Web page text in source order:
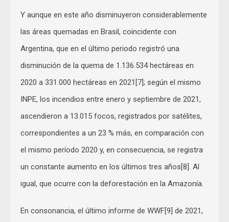
Y aunque en este año disminuyeron considerablemente
las áreas quemadas en Brasil, coincidente con
Argentina, que en el último periodo registró una
disminución de la quema de 1.136.534 hectáreas en
2020 a 331.000 hectáreas en 2021[7]; según el mismo
INPE, los incendios entre enero y septiembre de 2021,
ascendieron a 13.015 focos, registrados por satélites,
correspondientes a un 23 % más, en comparación con
el mismo período 2020 y, en consecuencia, se registra
un constante aumento en los últimos tres años[8]. Al
igual, que ocurre con la deforestación en la Amazonía.
En consonancia, el último informe de WWF[9] de 2021,